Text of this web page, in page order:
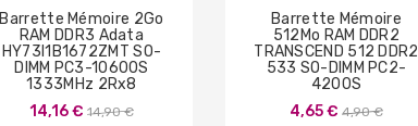
Barrette Mémoire 2Go
RAM DDR3 Adata
HY73I1B1672ZMT SO-
DIMM PC3-10600S
1333MHz 2Rx8
14,16 € Prix
14,90 €
Barrette Mémoire
512Mo RAM DDR2
TRANSCEND 512 DDR2
533 SO-DIMM PC2-
4200S
4,65 € Prix
4,90 €